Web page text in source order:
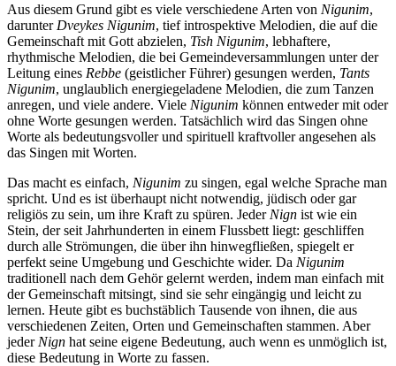
Aus diesem Grund gibt es viele verschiedene Arten von Nigunim,
darunter Dveykes Nigunim, tief introspektive Melodien, die auf die
Gemeinschaft mit Gott abzielen, Tish Nigunim, lebhaftere,
rhythmische Melodien, die bei Gemeindeversammlungen unter der
Leitung eines Rebbe (geistlicher Führer) gesungen werden, Tants
Nigunim, unglaublich energiegeladene Melodien, die zum Tanzen
anregen, und viele andere. Viele Nigunim können entweder mit oder
ohne Worte gesungen werden. Tatsächlich wird das Singen ohne
Worte als bedeutungsvoller und spirituell kraftvoller angesehen als
das Singen mit Worten.
Das macht es einfach, Nigunim zu singen, egal welche Sprache man
spricht. Und es ist überhaupt nicht notwendig, jüdisch oder gar
religiös zu sein, um ihre Kraft zu spüren. Jeder Nign ist wie ein
Stein, der seit Jahrhunderten in einem Flussbett liegt: geschliffen
durch alle Strömungen, die über ihn hinwegfließen, spiegelt er
perfekt seine Umgebung und Geschichte wider. Da Nigunim
traditionell nach dem Gehör gelernt werden, indem man einfach mit
der Gemeinschaft mitsingt, sind sie sehr eingängig und leicht zu
lernen. Heute gibt es buchstäblich Tausende von ihnen, die aus
verschiedenen Zeiten, Orten und Gemeinschaften stammen. Aber
jeder Nign hat seine eigene Bedeutung, auch wenn es unmöglich ist,
diese Bedeutung in Worte zu fassen.